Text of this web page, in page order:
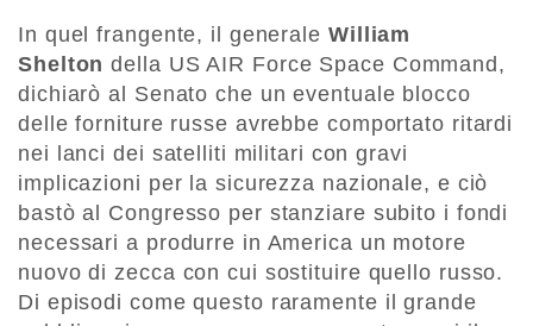
In quel frangente, il generale William
Shelton della US AIR Force Space Command,
dichiarò al Senato che un eventuale blocco
delle forniture russe avrebbe comportato ritardi
nei lanci dei satelliti militari con gravi
implicazioni per la sicurezza nazionale, e ciò
bastò al Congresso per stanziare subito i fondi
necessari a produrre in America un motore
nuovo di zecca con cui sostituire quello russo.
Di episodi come questo raramente il grande